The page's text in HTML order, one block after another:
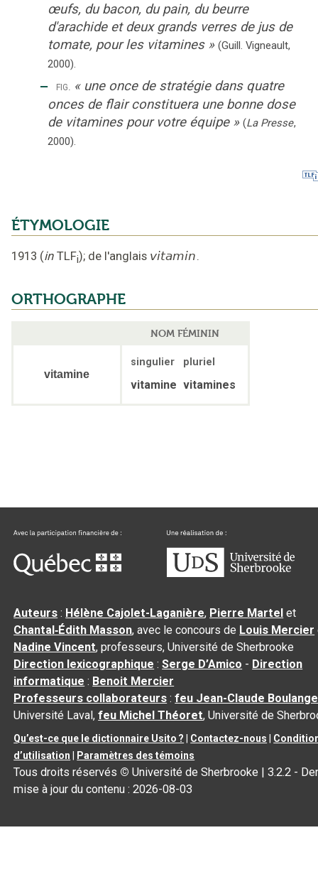
œufs, du bacon, du pain, du beurre
d'arachide et deux grands verres de jus de
tomate, pour les vitamines » (Guill. Vigneault,
2000).
‒ fig. « une once de stratégie dans quatre
onces de flair constituera une bonne dose
de vitamines pour votre équipe » (La Presse,
2000).
ÉTYMOLOGIE
1913 (in TLFi); de l'anglais vitamin.
ORTHOGRAPHE
NOM FÉMININ
vitamine
singulier pluriel
vitamine vitamines
Auteurs : Hélène Cajolet-Laganière, Pierre Martel et
Chantal‑Édith Masson, avec le concours de Louis Mercier
Nadine Vincent, professeurs, Université de Sherbrooke
Direction lexicographique :Serge D’Amico - Direction
informatique : Benoit Mercier
Professeurs collaborateurs :feu Jean-Claude
Université Laval,feu Michel Théoret, Université de
Qu’est-ce que le dictionnaire Usito ? Contactez-nous
d’utilisation
Paramètres des témoins
Tous droits réservés © Université de Sherbrooke |3.2.2 -
mise à jour du contenu :2026-08-03